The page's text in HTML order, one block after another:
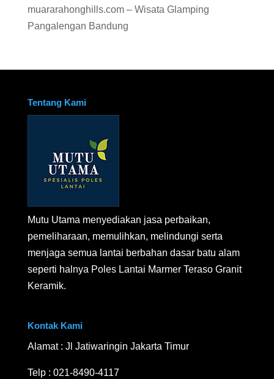
muararahonghills.com – Wisata Glamping
Pangalengan Bandung
Tentang Kami
Mutu Utama menyediakan jasa perbaikan,
pemeliharaan, memulihkan, melindungi serta
menjaga semua lantai berbahan dasar batu alam
seperti halnya Poles Lantai Marmer Teraso Granit
Keramik.
Kontak Kami
Alamat : Jl Jatiwaringin Jakarta Timur
Telp : 021-8490-4117